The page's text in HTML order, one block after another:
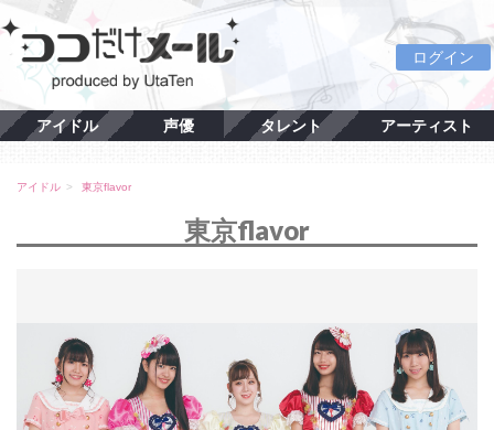
ログイン
アイドル 声優 タレント アーティスト
アイドル 東京flavor
東京flavor